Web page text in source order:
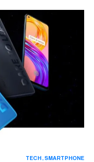
SMARTPHONE
TECH